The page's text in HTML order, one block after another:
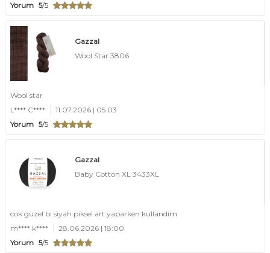
Yorum 5/5
Gazzal
Wool Star 3806
Wool star
L**** C****
11.07.2026 | 05:03
Yorum 5/5
Gazzal
Baby Cotton XL 3433XL
cok guzel bi siyah piksel art yaparken kullandim
m**** k****
28.06.2026 | 18:00
Yorum 5/5